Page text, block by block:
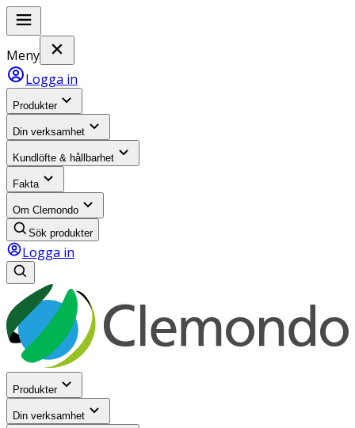
Meny
Logga in
Produkter
Din verksamhet
Kundlöfte & hållbarhet
Fakta
Om Clemondo
Sök produkter
Logga in
Produkter
Din verksamhet